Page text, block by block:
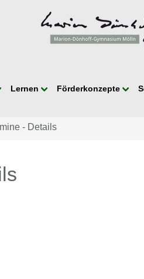
Lernen Förderkonzepte
- Details